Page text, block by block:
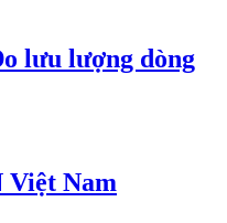
lưu lượng dòng
Việt Nam